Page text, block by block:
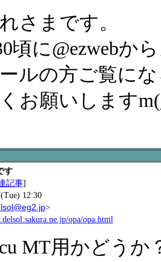
さまです。
頃に@ezwebか
ルの方ご覧に
お願いします
す
記事]
12:30
>
opa/opa.html
MT用かどう